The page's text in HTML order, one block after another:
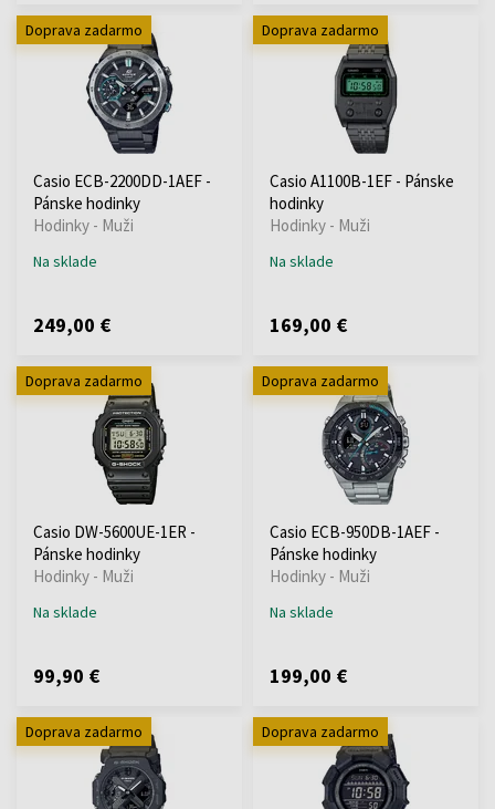
Doprava zadarmo
Casio ECB-2200DD-1AEF -
Pánske hodinky
Hodinky - Muži
Na sklade
249,00 €
Doprava zadarmo
Casio A1100B-1EF - Pánske
hodinky
Hodinky - Muži
Na sklade
169,00 €
Doprava zadarmo
Casio DW-5600UE-1ER -
Pánske hodinky
Hodinky - Muži
Na sklade
99,90 €
Doprava zadarmo
Casio ECB-950DB-1AEF -
Pánske hodinky
Hodinky - Muži
Na sklade
199,00 €
Doprava zadarmo Doprava zadarmo